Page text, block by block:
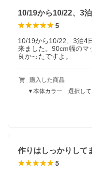
10/19から10/22、3
5
10/19から10/22、3泊4
来ました。90cm幅のマ
良かったですよ。
購入した商品
▼本体カラー 選択して
5